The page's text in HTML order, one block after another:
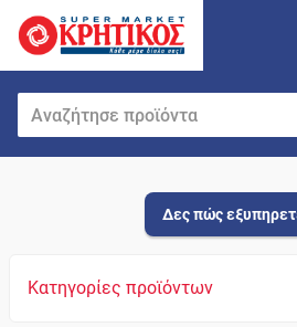
Δες πώς
Κατηγορίες προϊόντων